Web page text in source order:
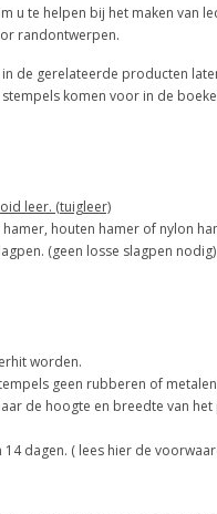
u te helpen bij het maken van
randontwerpen.
de gerelateerde producten
komen voor in de
leer. (tuigleer)
houten hamer of nylon
(geen losse slagpen nodig)
worden.
geen rubberen of
de hoogte en breedte van
14 dagen. ( lees hier de